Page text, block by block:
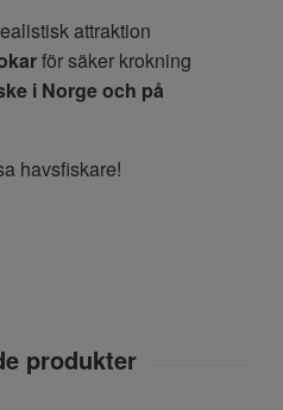
attraktion
för säker krokning
i Norge och på
havsfiskare!